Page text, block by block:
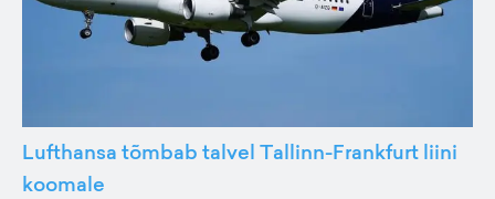
Lufthansa tõmbab talvel Tallinn-Frankfurt liini
koomale